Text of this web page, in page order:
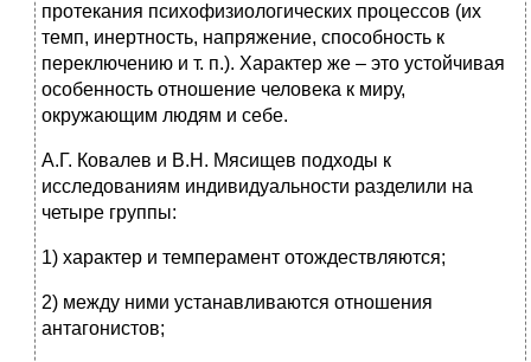
протекания психофизиологических процессов (их
темп, инертность, напряжение, способность к
переключению и т. п.). Характер же – это устойчивая
особенность отношение человека к миру,
окружающим людям и себе.
А.Г. Ковалев и В.Н. Мясищев подходы к
исследованиям индивидуальности разделили на
четыре группы:
1) характер и темперамент отождествляются;
2) между ними устанавливаются отношения
антагонистов;